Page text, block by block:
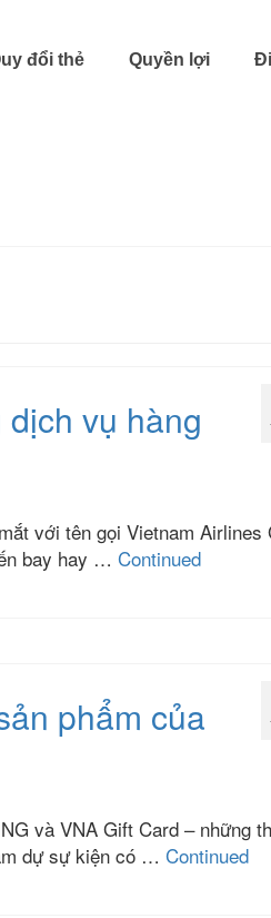
đổi thẻ Quyền lợi
vụ hàng
với tên gọi Vietnam Airlines
bay hay … Continued
phẩm của
và VNA Gift Card – những
dự sự kiện có … Continued